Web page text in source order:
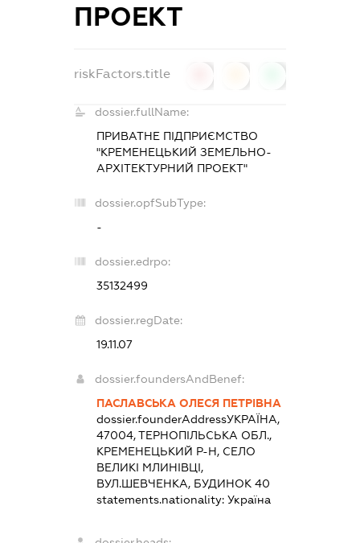
ПРОЕКТ
riskFactors.title
dossier.fullName:
ПРИВАТНЕ ПІДПРИЄМСТВО
"КРЕМЕНЕЦЬКИЙ ЗЕМЕЛЬНО-
АРХІТЕКТУРНИЙ ПРОЕКТ"
dossier.opfSubType:
-
dossier.edrpo:
35132499
dossier.regDate:
19.11.07
dossier.foundersAndBenef:
ПАСЛАВСЬКА ОЛЕСЯ ПЕТРІВНА
dossier.founderAddressУКРАЇНА,
47004, ТЕРНОПІЛЬСЬКА ОБЛ.,
КРЕМЕНЕЦЬКИЙ Р-Н, СЕЛО
ВЕЛИКІ МЛИНІВЦІ,
ВУЛ.ШЕВЧЕНКА, БУДИНОК 40
statements.nationality:Україна